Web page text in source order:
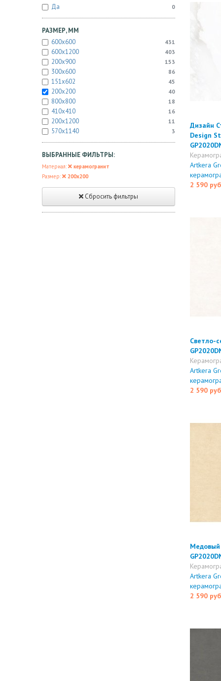
Да
0
РАЗМЕР, ММ
600x600
431
600x1200 403
200x900 153
300x600 86
151x602 45
200x200 40
800x800 18
410x410 16
200x1200 11
570x1140 3
ВЫБРАННЫЕ ФИЛЬТРЫ:
Материал:
керамогранит
Размер:
200x200
Сбросить фильтры
Дизайн
Design
Artkera
2 590
Светло-
Artkera
2 590
Медовый
Artkera
2 590